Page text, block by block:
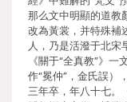
那么文中明顯的道教
改為黃裳，并特殊補
人，乃是活潑于北宋
《關于“全真教”》
作“冕仲”，金氏誤）
三年卒，年八十七。